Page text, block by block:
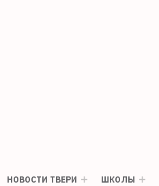
НОВОСТИ ТВЕРИ ШКОЛЫ